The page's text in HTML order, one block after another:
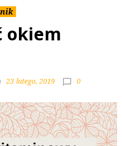
okiem
23 lutego, 2019 0